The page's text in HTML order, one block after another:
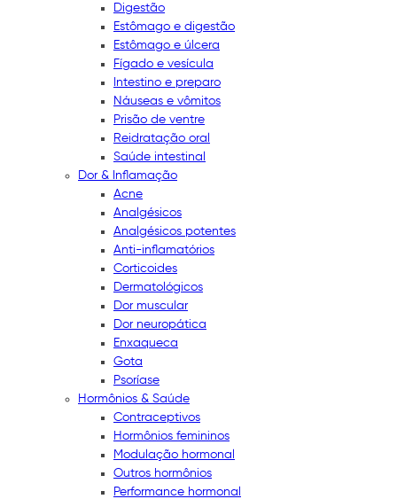
Digestão
Estômago e digestão
Estômago e úlcera
Fígado e vesícula
Intestino e preparo
Náuseas e vômitos
Prisão de ventre
Reidratação oral
Saúde intestinal
Dor & Inflamação
Acne
Analgésicos
Analgésicos potentes
Anti-inflamatórios
Corticoides
Dermatológicos
Dor muscular
Dor neuropática
Enxaqueca
Gota
Psoríase
Hormônios & Saúde
Contraceptivos
Hormônios femininos
Modulação hormonal
Outros hormônios
Performance hormonal